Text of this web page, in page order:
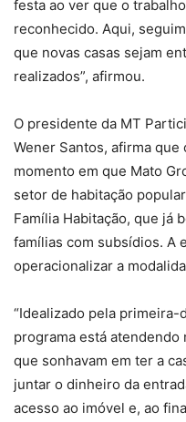
festa ao ver que o
reconhecido. Aqui,
que novas casas sejam
realizados”, afirmou.
O presidente da MT
Wener Santos, afirma
momento em que Mato
setor de habitação
Família Habitação, que já
famílias com subsídios. A
operacionalizar a
“Idealizado pela primeira-
programa está atendendo
que sonhavam em ter a
juntar o dinheiro da
acesso ao imóvel e, ao